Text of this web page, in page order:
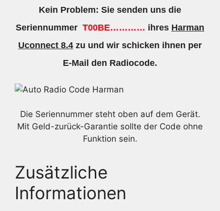
Kein Problem: Sie senden uns die
Seriennummer T00BE………… ihres Harman
Uconnect 8.4 zu und wir schicken ihnen per
E-Mail den Radiocode.
Die Seriennummer steht oben auf dem Gerät.
Mit Geld-zurück-Garantie sollte der Code ohne
Funktion sein.
Zusätzliche
Informationen